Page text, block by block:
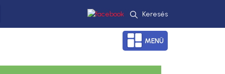
Keresés
MENÜ